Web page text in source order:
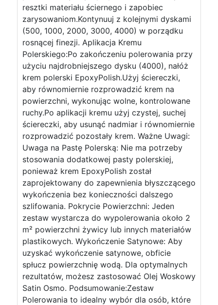
resztki materiału ściernego i zapobiec
zarysowaniom.Kontynuuj z kolejnymi dyskami
(500, 1000, 2000, 3000, 4000) w porządku
rosnącej finezji. Aplikacja Kremu
Polerskiego:Po zakończeniu polerowania przy
użyciu najdrobniejszego dysku (4000), nałóż
krem polerski EpoxyPolish.Użyj ściereczki,
aby równomiernie rozprowadzić krem na
powierzchni, wykonując wolne, kontrolowane
ruchy.Po aplikacji kremu użyj czystej, suchej
ściereczki, aby usunąć nadmiar i równomiernie
rozprowadzić pozostały krem. Ważne Uwagi:
Uwaga na Pastę Polerską: Nie ma potrzeby
stosowania dodatkowej pasty polerskiej,
ponieważ krem EpoxyPolish został
zaprojektowany do zapewnienia błyszczącego
wykończenia bez konieczności dalszego
szlifowania. Pokrycie Powierzchni: Jeden
zestaw wystarcza do wypolerowania około 2
m² powierzchni żywicy lub innych materiałów
plastikowych. Wykończenie Satynowe: Aby
uzyskać wykończenie satynowe, obficie
spłucz powierzchnię wodą. Dla optymalnych
rezultatów, możesz zastosować Olej Woskowy
Satin Osmo. Podsumowanie:Zestaw
Polerowania to idealny wybór dla osób, które